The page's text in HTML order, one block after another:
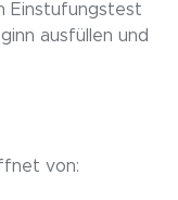
Einstufungstest
ausfüllen und
von: